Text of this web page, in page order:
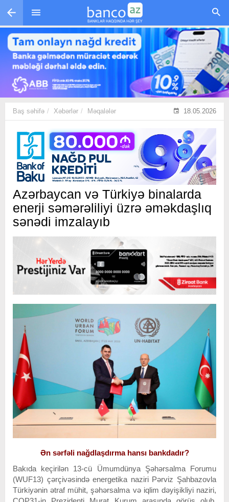
Skip to main content
Baş səhifə Xəbərlər Məqalələr 18.05.2026
Azərbaycan və Türkiyə binalarda
enerji səmərəliliyi üzrə əməkdaşlıq
sənədi imzalayıb
Ən sərfəli nağdlaşdırma hansı bankdadır?
Bakıda keçirilən 13-cü Ümumdünya Şəhərsalma Forumu
(WUF13) çərçivəsində energetika naziri Pərviz Şahbazovla
Türkiyənin ətraf mühit, şəhərsalma və iqlim dəyişikliyi naziri,